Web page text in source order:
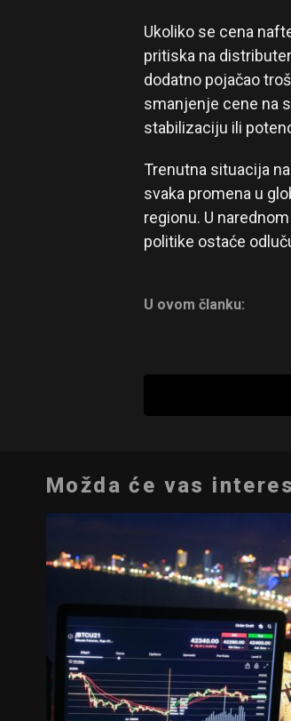
Ukoliko se cena
pritiska na
dodatno pojačao
smanjenje cene na
stabilizaciju ili
Trenutna situacija
svaka promena u
regionu. U
politike ostaće
U ovom članku:
Možda će vas